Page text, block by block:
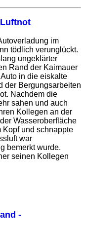
im
tödlich verunglückt.
ungeklärter
Rand der Kaimauer
in die eiskalte
der Bergungsarbeiten
Nachdem die
sahen und auch
Kollegen an der
Wasseroberfläche
Kopf und schnappte
war
bemerkt wurde.
seinen Kollegen
-